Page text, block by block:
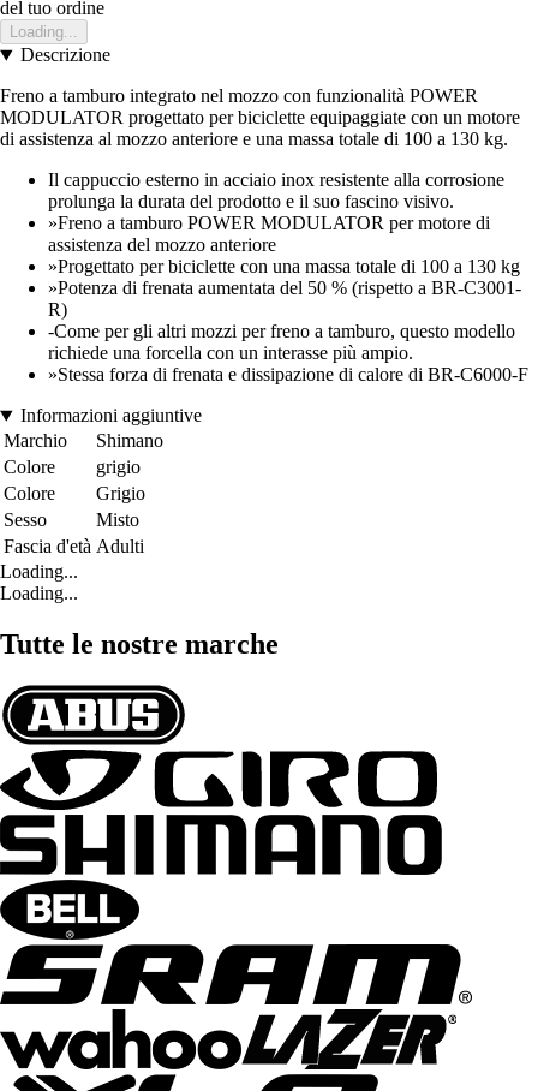
del tuo ordine
Loading...
Descrizione
Freno a tamburo integrato nel mozzo con funzionalità POWER
MODULATOR progettato per biciclette equipaggiate con un motore
di assistenza al mozzo anteriore e una massa totale di 100 a 130 kg.
Il cappuccio esterno in acciaio inox resistente alla corrosione
prolunga la durata del prodotto e il suo fascino visivo.
»Freno a tamburo POWER MODULATOR per motore di
assistenza del mozzo anteriore
»Progettato per biciclette con una massa totale di 100 a 130 kg
»Potenza di frenata aumentata del 50 % (rispetto a BR-C3001-
R)
-Come per gli altri mozzi per freno a tamburo, questo modello
richiede una forcella con un interasse più ampio.
»Stessa forza di frenata e dissipazione di calore di BR-C6000-F
Informazioni aggiuntive
Marchio
Shimano
Colore
grigio
Colore
Grigio
Sesso
Misto
Fascia d'età Adulti
Loading...
Loading...
Tutte le nostre marche